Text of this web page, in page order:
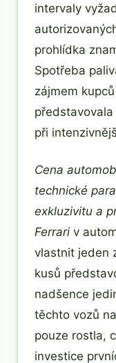
intervaly
prohlídka
Spotřeba
zájmem
při
Cena
technické
exkluzivitu a
Ferrari v
vlastnit jeden
kusů
nadšence
těchto vozů
pouze rostla,
investice